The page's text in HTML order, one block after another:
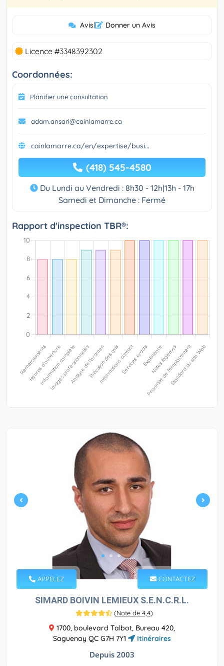
Avis| Donner un Avis
Licence #3348392302
Coordonnées:
Planifier une consultation
adam.ansari@cainlamarre.ca
cainlamarre.ca/en/expertise/busi...
(418) 545-4580
Du Lundi au Vendredi : 8h30 - 12h|13h - 17h
Samedi et Dimanche : Fermé
Rapport d'inspection TBR®:
APPELEZ CONTACTEZ
SIMARD BOIVIN LEMIEUX S.E.N.C.R.L.
(Note de 4,4)
1700, boulevard Talbot, Bureau 420,
Saguenay QC G7H 7Y1
Itinéraires
Depuis 2003